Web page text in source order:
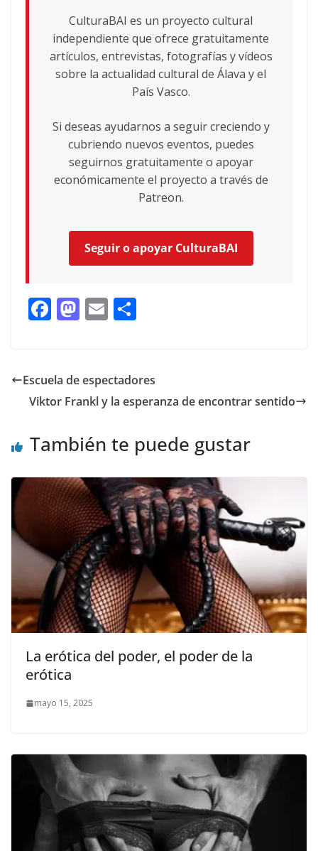
CulturaBAI es un proyecto cultural
independiente que ofrece gratuitamente
artículos, entrevistas, fotografías y vídeos
sobre la actualidad cultural de Álava y el
País Vasco.
Si deseas ayudarnos a seguir creciendo y
cubriendo nuevos eventos, puedes
seguirnos gratuitamente o apoyar
económicamente el proyecto a través de
Patreon.
Seguir o apoyar CulturaBAI
F
b
o
k
M
d
o
E
l p
ar
r
Escuela de espectadores
Viktor Frankl y la esperanza de encontrar sentido
También te puede gustar
La erótica del poder, el poder de la
erótica
mayo 15, 2025